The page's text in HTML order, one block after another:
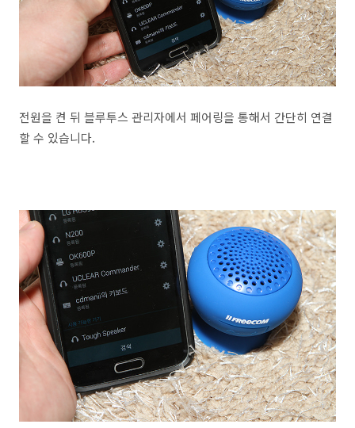
전원을 켠 뒤 블루투스 관리자에서 페어링을 통해서 간단히 연결
할 수 있습니다.